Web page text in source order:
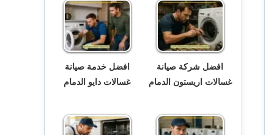
افضل شركة صيانة
غسالات اريستون الدمام
افضل خدمة صيانة
غسالات دايو الدمام